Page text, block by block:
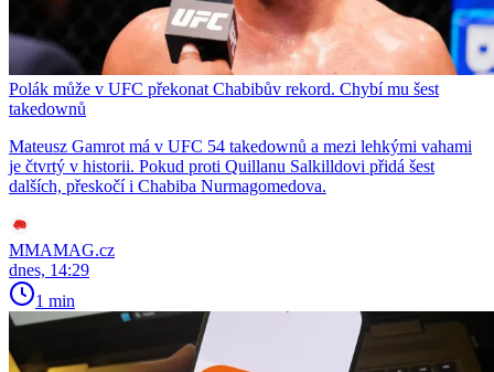
Polák může v UFC překonat Chabibův rekord. Chybí mu šest
takedownů
Mateusz Gamrot má v UFC 54 takedownů a mezi lehkými vahami
je čtvrtý v historii. Pokud proti Quillanu Salkilldovi přidá šest
dalších, přeskočí i Chabiba Nurmagomedova.
MMAMAG.cz
dnes, 14:29
1 min